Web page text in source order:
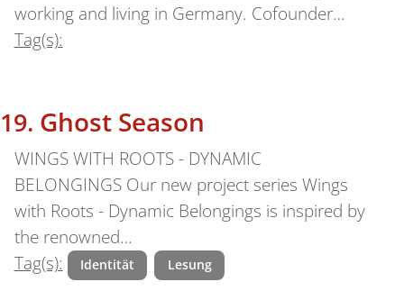
working and living in Germany. Cofounder…
Tag(s):
Ghost Season
WINGS WITH ROOTS - DYNAMIC
BELONGINGS Our new project series Wings
with Roots - Dynamic Belongings is inspired by
the renowned…
Tag(s):
Identität Lesung